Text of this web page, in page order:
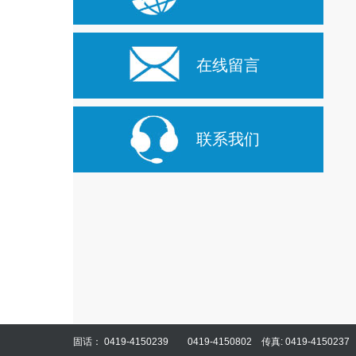
在线留言
联系我们
固话： 0419-4150239 0419-4150802 传真: 0419-4150237